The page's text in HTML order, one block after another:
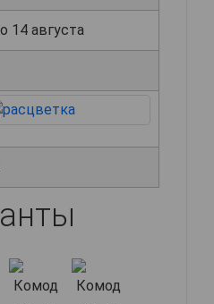
14 августа